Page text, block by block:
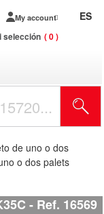
My account
selección 0
ES
de uno o dos
o dos palets
Ref. 16569